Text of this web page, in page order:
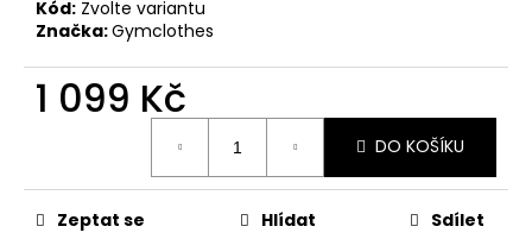
Kód: Zvolte variantu
Značka:Gymclothes
1 099 Kč
DO KOŠÍKU
Zeptat se Hlídat Sdílet